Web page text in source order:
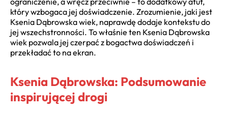
który wzbogaca jej doświadczenie. Zrozumienie, jaki jest
Ksenia Dąbrowska wiek, naprawdę dodaje kontekstu do
jej wszechstronności. To właśnie ten Ksenia Dąbrowska
wiek pozwala jej czerpać z bogactwa doświadczeń i
przekładać to na ekran.
Ksenia Dąbrowska: Podsumowanie
inspirującej drogi